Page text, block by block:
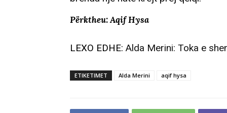
Përktheu: Aqif Hysa
LEXO EDHE: Alda Merini: Toka e
ETIKETIMET Alda Merini aqif hysa